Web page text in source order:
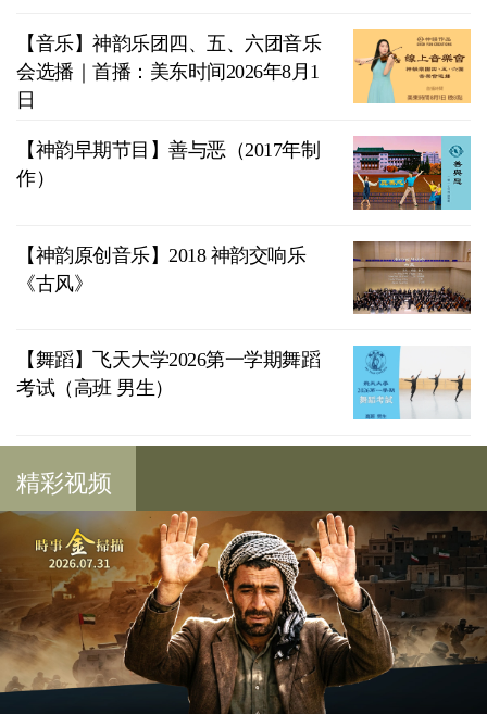
【音乐】神韵乐团四、五、六团音乐
会选播｜首播：美东时间2026年8月1
日
【神韵早期节目】善与恶（2017年制
作）
【神韵原创音乐】2018 神韵交响乐
《古风》
【舞蹈】飞天大学2026第一学期舞蹈
考试（高班 男生）
精彩视频